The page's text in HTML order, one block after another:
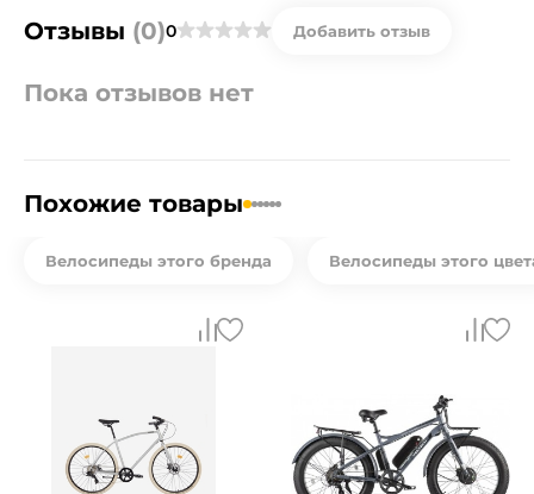
Отзывы (0)0 Добавить отзыв
Пока отзывов нет
Похожие товары
Велосипеды этого бренда Велосипеды этого